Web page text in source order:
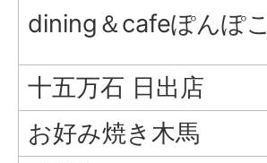
dining＆cafeぽんぽこ
十五万石 日出店
お好み焼き木馬